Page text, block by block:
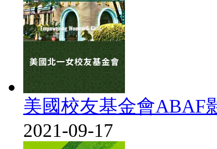
美國校友基金會ABAF
2021-09-17